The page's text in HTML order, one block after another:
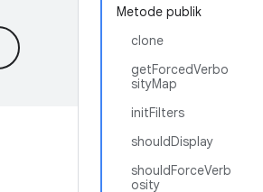
Metode publik
clone
getForcedVerbo
sityMap
initFilters
shouldDisplay
shouldForceVerb
osity